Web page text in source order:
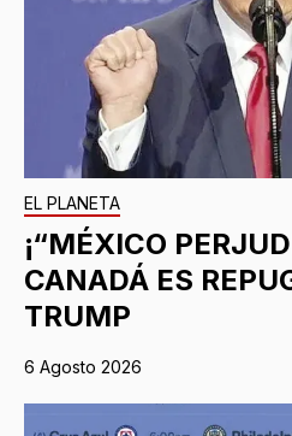
EL PLANETA
¡“MÉXICO
CANADÁ ES
TRUMP
6 Agosto 2026